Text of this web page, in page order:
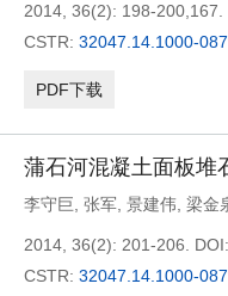
2014, 36(2): 198-200,167.
CSTR: 32047.14.1000-
PDF下载
蒲石河混凝土面板堆
李守巨 张军 景建伟 梁金
2014, 36(2): 201-206. DOI:
CSTR: 32047.14.1000-